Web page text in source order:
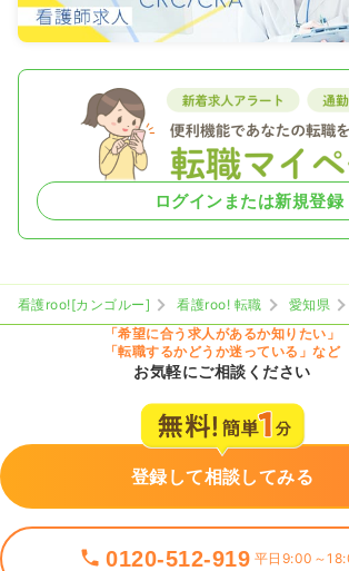
ログインまたは新規登録
看護roo![カンゴルー] 看護roo! 転職 愛知県
「希望に合う求人があるか知りたい」
「転職するかどうか迷っている」など
お気軽にご相談ください
登録して相談してみる
0120-512-919 平日9:00～